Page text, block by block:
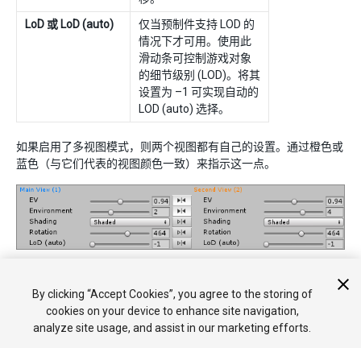
LoD 或 LoD (auto)
仅当预制件支持 LOD 的
情况下才可用。使用此
滑动条可控制游戏对象
的细节级别 (LOD)。将其
设置为 –1 可实现自动的
LOD (auto) 选择。
如果启用了多视图模式，则两个视图都有自己的设置。通过橙色或
蓝色（与它们代表的视图颜色一致）来指示这一点。
By clicking “Accept Cookies”, you agree to the storing of
cookies on your device to enhance site navigation,
analyze site usage, and assist in our marketing efforts.